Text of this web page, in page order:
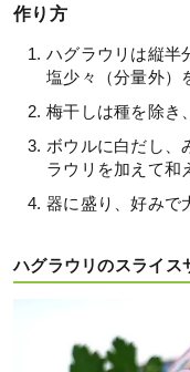
作り方
ハグラウリは縦半
塩少々（分量外）
梅干しは種を除き
ボウルに白だし、
ラウリを加えて和
器に盛り、好みで
ハグラウリのスライス